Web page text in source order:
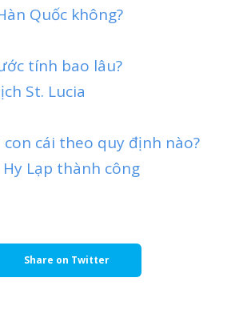
Quốc không?
tính bao lâu?
St. Lucia
cái theo quy định nào?
Lạp thành công
Share on Twitter